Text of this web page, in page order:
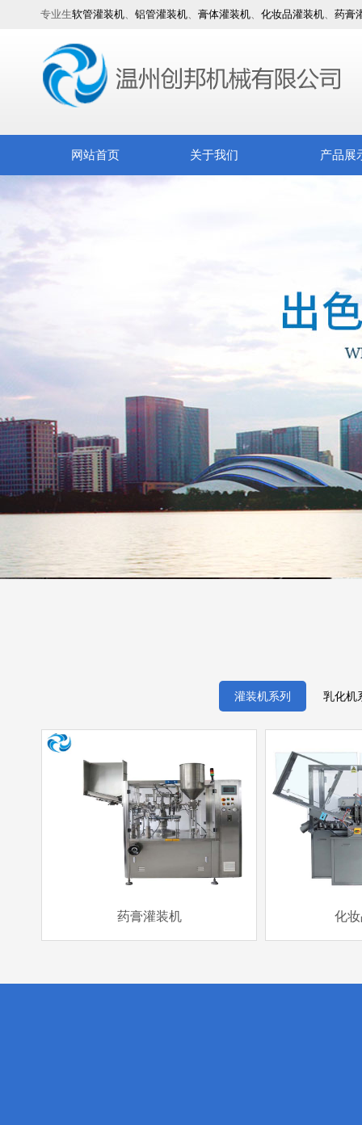
专业生软管灌装机、 铝管灌装机、 膏体灌装机、 化妆品灌装机、 药膏
网站首页 关于我们 产品展
灌装机系列 乳化机
药膏灌装机 化